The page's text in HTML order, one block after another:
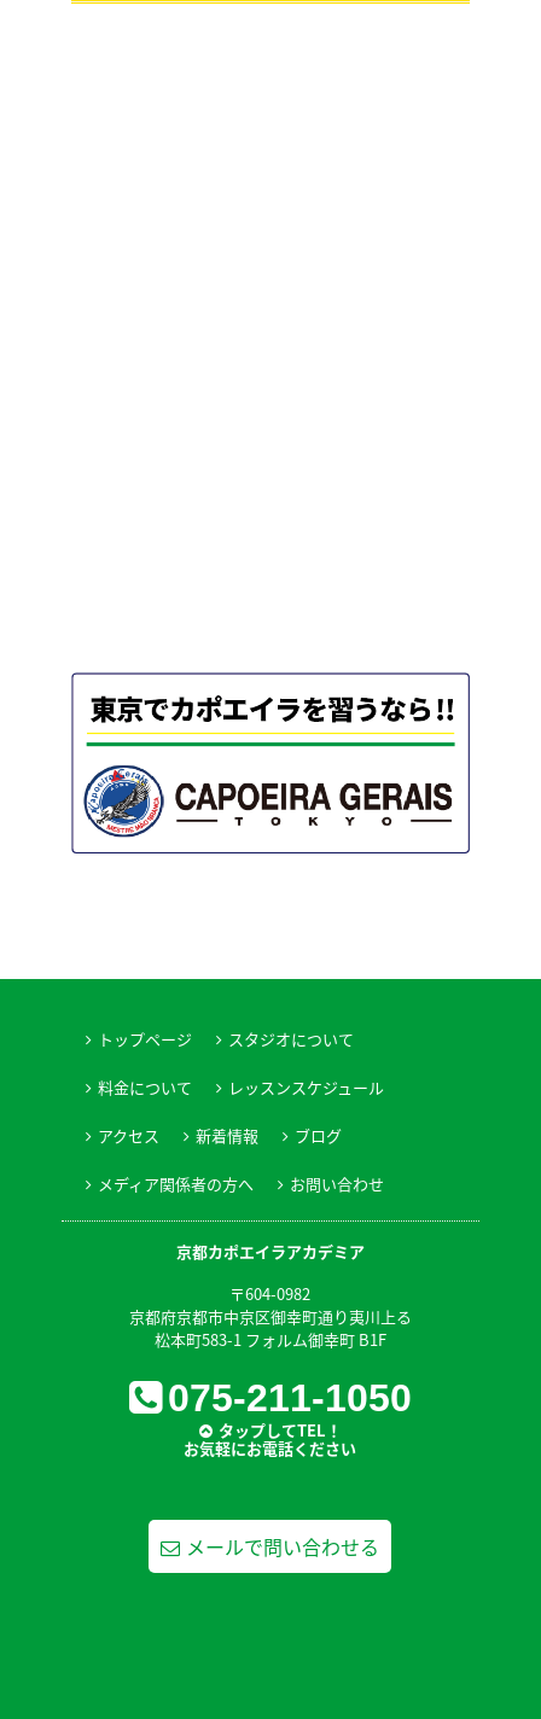
トップページ スタジオについて
料金について レッスンスケジュール
アクセス 新着情報 ブログ
メディア関係者の方へ お問い合わせ
京都カポエイラアカデミア
〒604-0982
京都府京都市中京区御幸町通り夷川上る
松本町583-1 フォルム御幸町 B1F
075-211-1050
タップしてTEL！
お気軽にお電話ください
メールで問い合わせる